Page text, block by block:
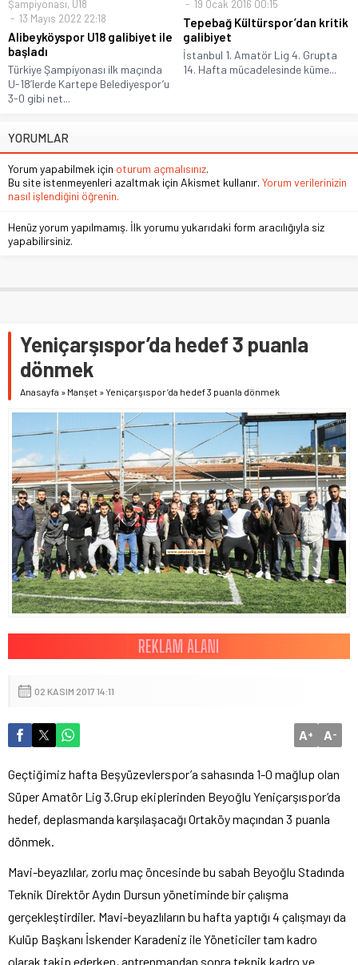
Şampiyonası, U18
13 Mayıs 2022 22:18
Alibeyköyspor U18 galibiyet ile
başladı
Türkiye Şampiyonası ilk maçında
U-18’lerde Kartepe Belediyespor’u
3-0 gibi net...
19 Ocak 2016 00:15
Tepebağ Kültürspor’dan kritik
galibiyet
İstanbul 1. Amatör Lig 4. Grupta
14. Hafta mücadelesinde küme...
YORUMLAR
Yorum yapabilmek için oturum açmalısınız.
Bu site istenmeyenleri azaltmak için Akismet kullanır. Yorum verilerinizin
nasıl işlendiğini öğrenin.
Henüz yorum yapılmamış. İlk yorumu yukarıdaki form aracılığıyla siz
yapabilirsiniz.
Yeniçarşıspor’da hedef 3 puanla
dönmek
Anasayfa » Manşet »Yeniçarşıspor’da hedef 3 puanla dönmek
02 KASIM 2017 14:11
A+ A-
Geçtiğimiz hafta Beşyüzevlerspor’a sahasında 1-0 mağlup olan
Süper Amatör Lig 3.Grup ekiplerinden Beyoğlu Yeniçarşıspor’da
hedef, deplasmanda karşılaşacağı Ortaköy maçından 3 puanla
dönmek.
Mavi-beyazlılar, zorlu maç öncesinde bu sabah Beyoğlu Stadında
Teknik Direktör Aydın Dursun yönetiminde bir çalışma
gerçekleştirdiler. Mavi-beyazlıların bu hafta yaptığı 4 çalışmayı da
Kulüp Başkanı İskender Karadeniz ile Yöneticiler tam kadro
olarak takip ederken, antrenmandan sonra teknik kadro ve